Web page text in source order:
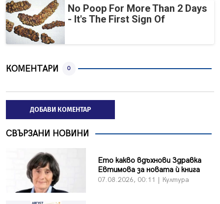
No Poop For More Than 2 Days
- It's The First Sign Of
КОМЕНТАРИ 0
ДОБАВИ КОМЕНТАР
СВЪРЗАНИ НОВИНИ
Ето какво вдъхнови Здравка
Евтимова за новата ѝ книга
07.08.2026, 00:11 | Култура